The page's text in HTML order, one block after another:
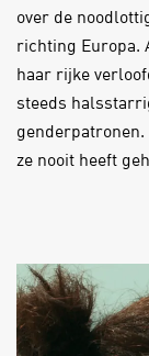
over de
richting Europa.
haar rijke
steeds
genderpatronen.
ze nooit heeft